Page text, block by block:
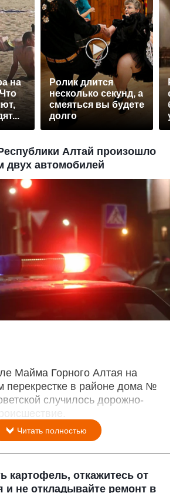
на
Ролик длится
несколько секунд, а
смеяться вы будете
долго
Алтай произошло
двух автомобилей
Майма Горного Алтая на
перекрестке в районе дома №
случилось дорожно-
Читать полностью
картофель, откажитесь от
и не откладывайте ремонт в